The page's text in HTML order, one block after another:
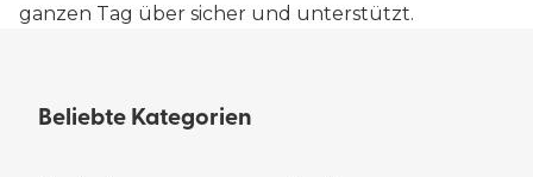
ganzen Tag über sicher und unterstützt.
Beliebte Kategorien